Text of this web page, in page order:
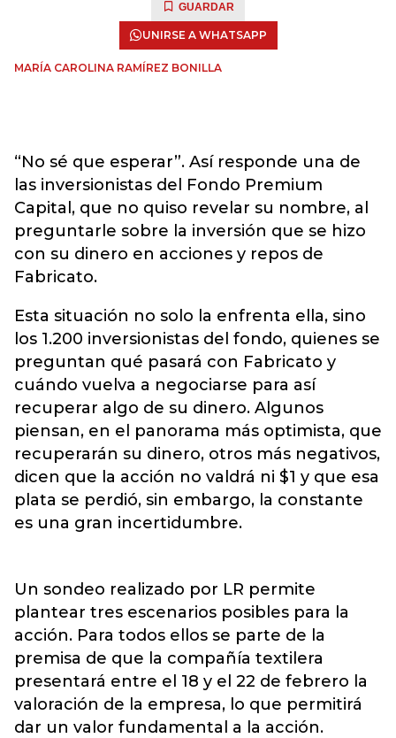
GUARDAR
UNIRSE A WHATSAPP
MARÍA CAROLINA RAMÍREZ BONILLA
“No sé que esperar”. Así responde una de
las inversionistas del Fondo Premium
Capital, que no quiso revelar su nombre, al
preguntarle sobre la inversión que se hizo
con su dinero en acciones y repos de
Fabricato.
Esta situación no solo la enfrenta ella, sino
los 1.200 inversionistas del fondo, quienes se
preguntan qué pasará con Fabricato y
cuándo vuelva a negociarse para así
recuperar algo de su dinero. Algunos
piensan, en el panorama más optimista, que
recuperarán su dinero, otros más negativos,
dicen que la acción no valdrá ni $1 y que esa
plata se perdió, sin embargo, la constante
es una gran incertidumbre.
Un sondeo realizado por LR permite
plantear tres escenarios posibles para la
acción. Para todos ellos se parte de la
premisa de que la compañía textilera
presentará entre el 18 y el 22 de febrero la
valoración de la empresa, lo que permitirá
dar un valor fundamental a la acción.